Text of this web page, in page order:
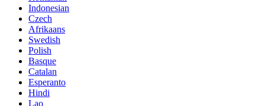
Indonesian
Czech
Afrikaans
Swedish
Polish
Basque
Catalan
Esperanto
Hindi
Lao